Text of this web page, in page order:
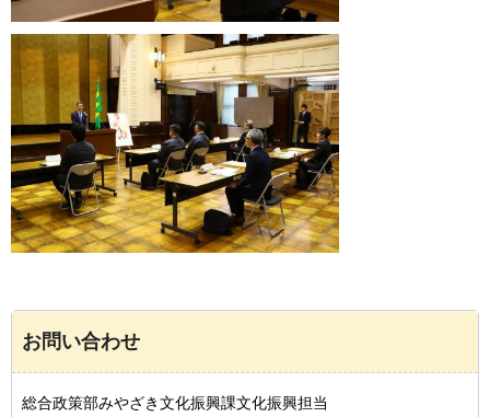
お問い合わせ
総合政策部みやざき文化振興課文化振興担当